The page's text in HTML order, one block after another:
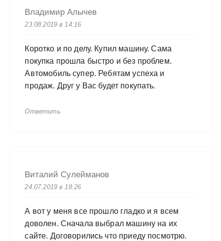
Владимир Алычев
23.08.2019 в 14:16
Коротко и по делу. Купил машину. Сама
покупка прошла быстро и без проблем.
Автомобиль супер. Ребятам успеха и
продаж. Друг у Вас будет покупать.
Ответить
Виталий Сулейманов
24.07.2019 в 18:26
А вот у меня все прошло гладко и я всем
доволен. Сначала выбрал машину на их
сайте. Договорились что приеду посмотрю.